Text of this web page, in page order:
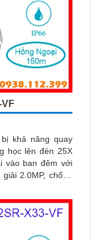
VF
bị khả năng quay
học lên đén 25X
vào ban đêm với
2.0MP, chống